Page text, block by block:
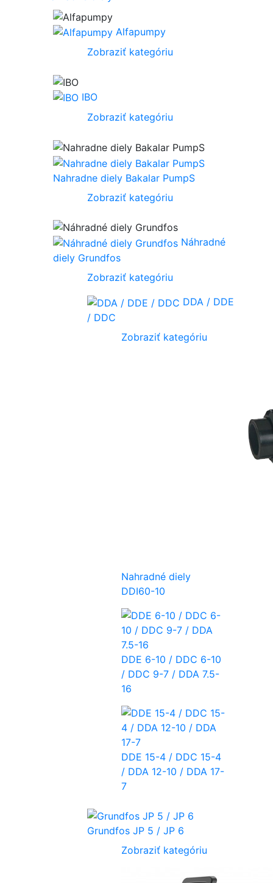
Alfapumpy
Zobraziť kategóriu
IBO
Zobraziť kategóriu
Nahradne diely Bakalar PumpS
Zobraziť kategóriu
Náhradné
diely Grundfos
Zobraziť kategóriu
DDA / DDE
/ DDC
Zobraziť kategóriu
Nahradné diely
DDI60-10
DDE 6-10 / DDC 6-10
/ DDC 9-7 / DDA 7.5-
16
DDE 15-4 / DDC 15-4
/ DDA 12-10 / DDA 17-
7
Grundfos JP 5 / JP 6
Zobraziť kategóriu